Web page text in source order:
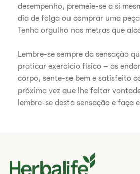
desempenho, premeie-se a si
dia de folga ou comprar uma
Tenha orgulho nas metras que
Lembre-se sempre da sensação
praticar exercício físico – as
corpo, sente-se bem e satisfeito
próxima vez que lhe faltar
lembre-se desta sensação e faça